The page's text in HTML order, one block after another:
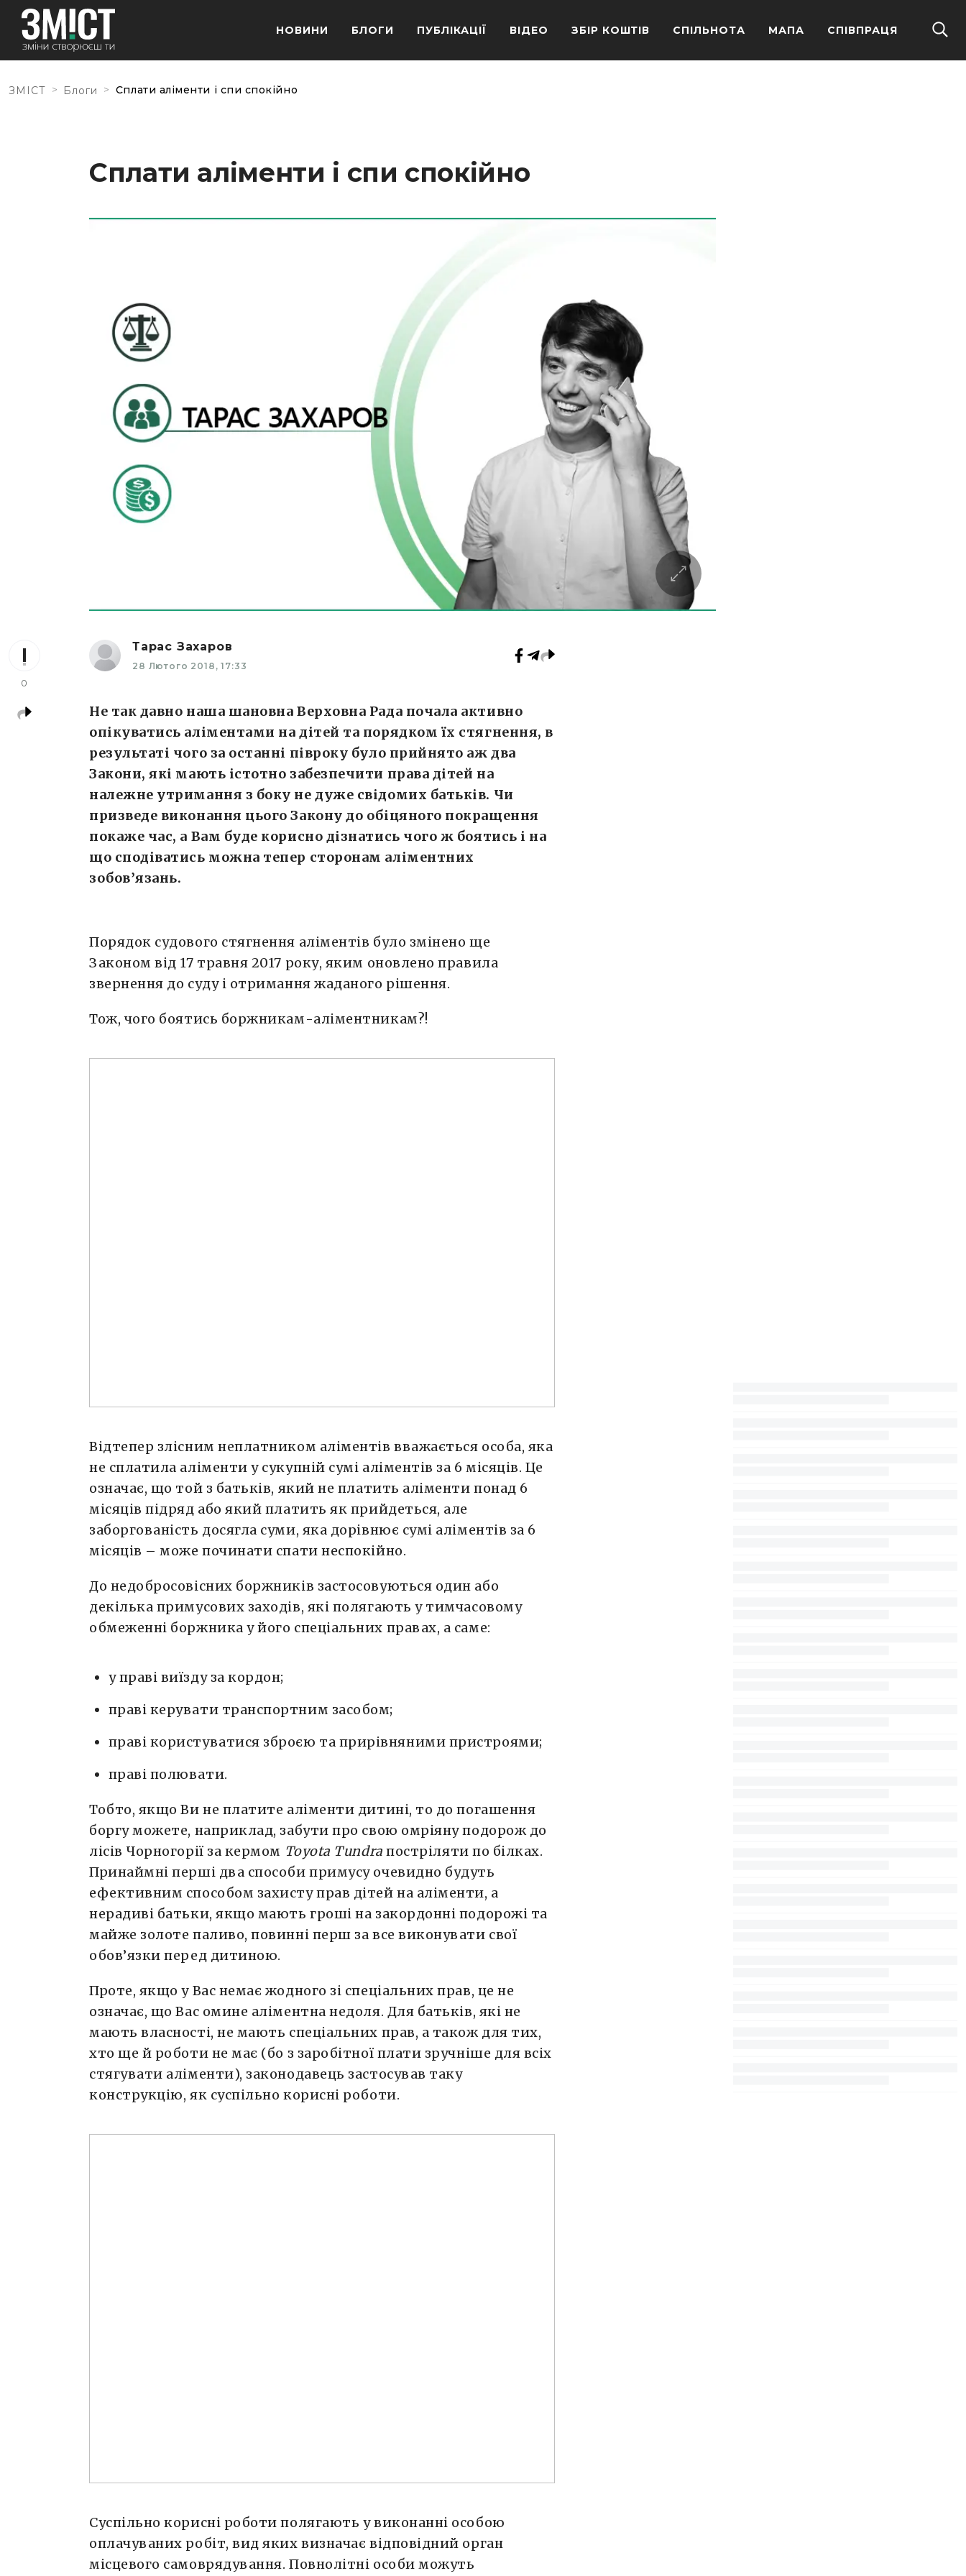
НОВИНИ БЛОГИ ПУБЛІКАЦІЇ ВІДЕО ЗБІР КОШТІВ СПІЛЬНОТА МАПА СПІВПРАЦЯ
ЗМІСТ > Блоги > Сплати аліменти і спи спокійно
Сплати аліменти і спи спокійно
0
Тарас Захаров
28 Лютого 2018, 17:33
Не так давно наша шановна Верховна Рада почала активно
опікуватись аліментами на дітей та порядком їх стягнення, в
результаті чого за останні півроку було прийнято аж два
Закони, які мають істотно забезпечити права дітей на
належне утримання з боку не дуже свідомих батьків. Чи
призведе виконання цього Закону до обіцяного покращення
покаже час, а Вам буде корисно дізнатись чого ж боятись і на
що сподіватись можна тепер сторонам аліментних
зобов’язань.
Порядок судового стягнення аліментів було змінено ще
Законом від 17 травня 2017 року, яким оновлено правила
звернення до суду і отримання жаданого рішення.
Тож, чого боятись боржникам-аліментникам?!
Відтепер злісним неплатником аліментів вважається особа, яка
не сплатила аліменти у сукупній сумі аліментів за 6 місяців. Це
означає, що той з батьків, який не платить аліменти понад 6
місяців підряд або який платить як прийдеться, але
заборгованість досягла суми, яка дорівнює сумі аліментів за 6
місяців – може починати спати неспокійно.
До недобросовісних боржників застосовуються один або
декілька примусових заходів, які полягають у тимчасовому
обмеженні боржника у його спеціальних правах, а саме:
у праві виїзду за кордон;
праві керувати транспортним засобом;
праві користуватися зброєю та прирівняними пристроями;
праві полювати.
Тобто, якщо Ви не платите аліменти дитині, то до погашення
боргу можете, наприклад, забути про свою омріяну подорож до
лісів Чорногорії за кермом Toyota Tundra постріляти по білках.
Принаймні перші два способи примусу очевидно будуть
ефективним способом захисту прав дітей на аліменти, а
нерадиві батьки, якщо мають гроші на закордонні подорожі та
майже золоте паливо, повинні перш за все виконувати свої
обов’язки перед дитиною.
Проте, якщо у Вас немає жодного зі спеціальних прав, це не
означає, що Вас омине аліментна недоля. Для батьків, які не
мають власності, не мають спеціальних прав, а також для тих,
хто ще й роботи не має (бо з заробітної плати зручніше для всіх
стягувати аліменти), законодавець застосував таку
конструкцію, як суспільно корисні роботи.
Суспільно корисні роботи полягають у виконанні особою
оплачуваних робіт, вид яких визначає відповідний орган
місцевого самоврядування. Повнолітні особи можуть